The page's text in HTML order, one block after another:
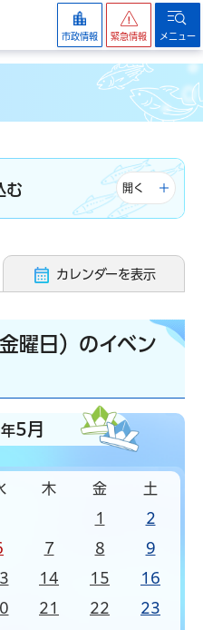
市政情報 緊急情報 メニュー
む 開く
カレンダーを表示
曜日）のイベン
5月
木 金 土
1 2
7 8 9
14 15 16
21 22 23